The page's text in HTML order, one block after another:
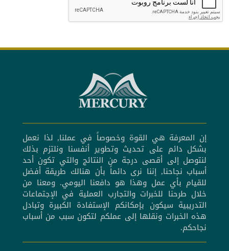
إن المعرفة هي القوة وخصوصاً في عملنا, لذا نعمل
بشكل دائم على تحديث وتطوير أنفسنا ونلتزم بذلك
لنتوصل إلى أقصى درجة من النتائج والتي تكون أحد
أسباب نجاحنا, إننا نرى دائماً بأن هنالك طريقة أفضل
للقيام بأي عمل وهذا هو دافعنا اليومي. ومعنا من
خلال طرحنا للخبرات والتجارب العملية في الإجتماعات
التدريبية سيكون بإمكانكم الإستفادة الكبيرة وتبادل
هذه الخبرات ونقلها إلى عملكم لتكون سبب من أسباب
نجاحكم.